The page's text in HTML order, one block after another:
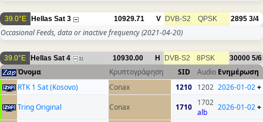
39.0°E Hellas Sat 3 10929.71 V DVB-S2 QPSK 2895 3/4
Occasional Feeds, data or inactive frequency(2021-04-20)
39.0°E Hellas Sat 4 31 10930.00 H DVB-S2 8PSK 30000 5/6
Όνομα Κρυπτογράφηση SID Audio Ενημέρωση
RTK 1 Sat (Kosovo)
Conax 1210 1202 2026-01-02+
Tring Original
Conax 1710 1702
alb
2026-01-02+